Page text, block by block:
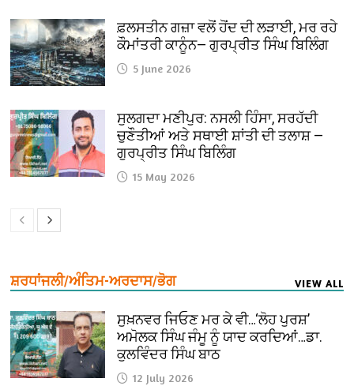
ਫ਼ਲਸਤੀਨ ਗਜ਼ਾ ਵਲੋਂ ਹੋਂਦ ਦੀ ਲੜਾਈ, ਮਰ ਰਹੇ
ਕੌਮਾਂਤਰੀ ਕਾਨੂੰਨ— ਗੁਰਪ੍ਰੀਤ ਸਿੰਘ ਬਿਲਿੰਗ
5 June 2026
ਸੁਲਗਦਾ ਮਣੀਪੁਰ: ਨਸਲੀ ਹਿੰਸਾ, ਸਰਹੱਦੀ
ਚੁਣੌਤੀਆਂ ਅਤੇ ਸਥਾਈ ਸ਼ਾਂਤੀ ਦੀ ਤਲਾਸ਼ —
ਗੁਰਪ੍ਰੀਤ ਸਿੰਘ ਬਿਲਿੰਗ
15 May 2026
ਸ਼ਰਧਾਂਜਲੀ/ਅੰਤਿਮ-ਅਰਦਾਸ/ਭੋਗ VIEW ALL
ਸੁਖ਼ਨਵਰ ਜਿਓਣ ਮਰ ਕੇ ਵੀ…‘ਲੋਹ ਪੁਰਸ਼’
ਅਮੋਲਕ ਸਿੰਘ ਜੰਮੂ ਨੂੰ ਯਾਦ ਕਰਦਿਆਂ…ਡਾ.
ਕੁਲਵਿੰਦਰ ਸਿੰਘ ਬਾਠ
12 July 2026